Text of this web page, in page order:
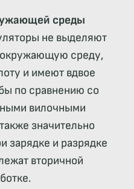
среды
не выделяют
среду,
и имеют вдвое
по сравнению со
вилочными
значительно
зарядке и разрядке
вторичной